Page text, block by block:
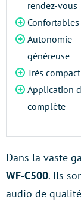
rendez-vous
Confortables
Autonomie
généreuse
Très compact
Application
complète
Dans la vaste
WF-C500. Ils
audio de qualité